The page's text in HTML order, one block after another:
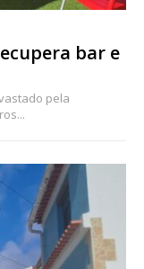
bar e
pela